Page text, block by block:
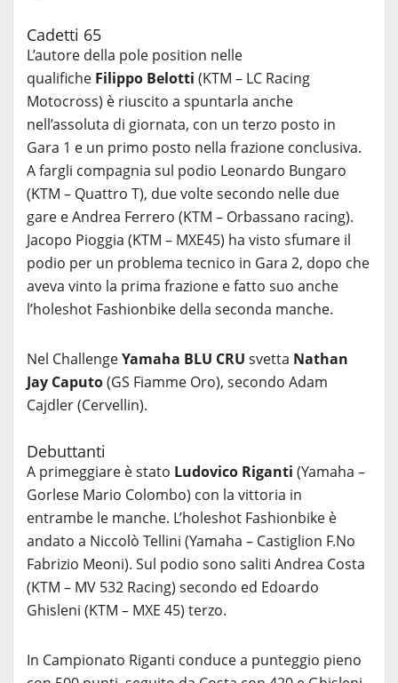
Cadetti 65
L’autore della pole position nelle
qualifiche Filippo Belotti (KTM – LC Racing
Motocross) è riuscito a spuntarla anche
nell’assoluta di giornata, con un terzo posto in
Gara 1 e un primo posto nella frazione conclusiva.
A fargli compagnia sul podio Leonardo Bungaro
(KTM – Quattro T), due volte secondo nelle due
gare e Andrea Ferrero (KTM – Orbassano racing).
Jacopo Pioggia (KTM – MXE45) ha visto sfumare il
podio per un problema tecnico in Gara 2, dopo che
aveva vinto la prima frazione e fatto suo anche
l’holeshot Fashionbike della seconda manche.
Nel ChallengeYamaha BLU CRU svetta Nathan
Jay Caputo(GS Fiamme Oro), secondo Adam
Cajdler (Cervellin).
Debuttanti
A primeggiare è stato Ludovico Riganti (Yamaha –
Gorlese Mario Colombo) con la vittoria in
entrambe le manche. L’holeshot Fashionbike è
andato a Niccolò Tellini (Yamaha – Castiglion F.No
Fabrizio Meoni). Sul podio sono saliti Andrea Costa
(KTM – MV 532 Racing) secondo ed Edoardo
Ghisleni (KTM – MXE 45) terzo.
In Campionato Riganti conduce a punteggio pieno